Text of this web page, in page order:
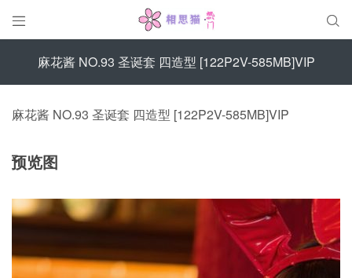
 
麻花酱 NO.93 圣诞套 四造型 [122P2V-585MB]VIP
麻花酱 NO.93 圣诞套 四造型 [122P2V-585MB]VIP
预览图